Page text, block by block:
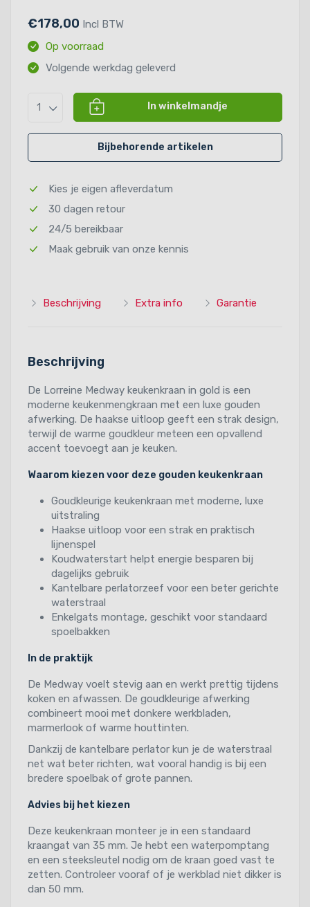
€178,00 Incl BTW
Op voorraad
Volgende werkdag geleverd
1 In winkelmandje
Bijbehorende artikelen
Kies je eigen afleverdatum
30 dagen retour
24/5 bereikbaar
Maak gebruik van onze kennis
Beschrijving Extra info Garantie
Beschrijving
De Lorreine Medway keukenkraan in gold is een
moderne keukenmengkraan met een luxe gouden
afwerking. De haakse uitloop geeft een strak design,
terwijl de warme goudkleur meteen een opvallend
accent toevoegt aan je keuken.
Waarom kiezen voor deze gouden keukenkraan
Goudkleurige keukenkraan met moderne, luxe
uitstraling
Haakse uitloop voor een strak en praktisch
lijnenspel
Koudwaterstart helpt energie besparen bij
dagelijks gebruik
Kantelbare perlatorzeef voor een beter gerichte
waterstraal
Enkelgats montage, geschikt voor standaard
spoelbakken
In de praktijk
De Medway voelt stevig aan en werkt prettig tijdens
koken en afwassen. De goudkleurige afwerking
combineert mooi met donkere werkbladen,
marmerlook of warme houttinten.
Dankzij de kantelbare perlator kun je de waterstraal
net wat beter richten, wat vooral handig is bij een
bredere spoelbak of grote pannen.
Advies bij het kiezen
Deze keukenkraan monteer je in een standaard
kraangat van 35 mm. Je hebt een waterpomptang
en een steeksleutel nodig om de kraan goed vast te
zetten. Controleer vooraf of je werkblad niet dikker is
dan 50 mm.